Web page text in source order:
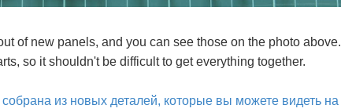
of new panels, and you can see those on the photo above.
so it shouldn't be difficult to get everything together.
из новых деталей, которые вы можете видеть на